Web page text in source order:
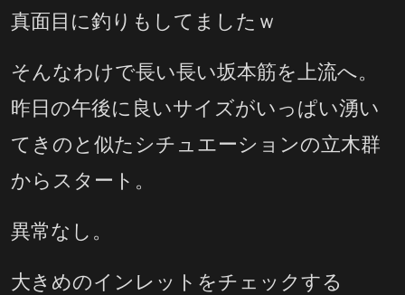
真面目に釣りもしてましたｗ
そんなわけで長い長い坂本筋を上流へ。
昨日の午後に良いサイズがいっぱい湧い
てきのと似たシチュエーションの立木群
からスタート。
異常なし。
大きめのインレットをチェックする